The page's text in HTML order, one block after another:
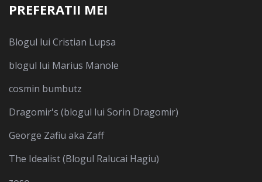
PREFERATII MEI
Blogul lui Cristian Lupsa
blogul lui Marius Manole
cosmin bumbutz
Dragomir's (blogul lui Sorin Dragomir)
George Zafiu aka Zaff
The Idealist (Blogul Ralucai Hagiu)